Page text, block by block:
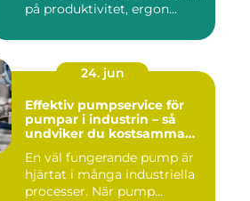
på produktivitet, ergon...
24. jun
Effektiv pumpservice för
pumpar i industrin – så
undviker du kostsamma
En väl fungerande pump är
hjärtat i många industriella
processer. När pump...